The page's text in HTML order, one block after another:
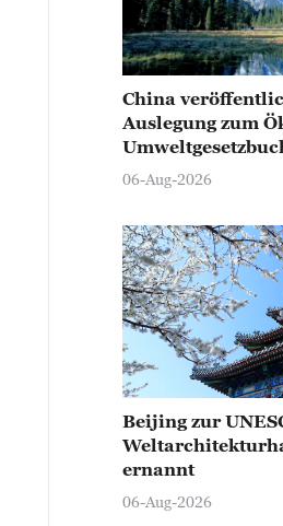
China
Auslegung zum
06-Aug-2026
Beijing zur
ernannt
06-Aug-2026